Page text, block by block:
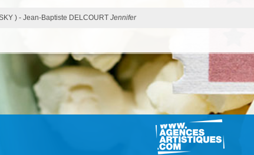
) - Jean-Baptiste DELCOURT Jennifer